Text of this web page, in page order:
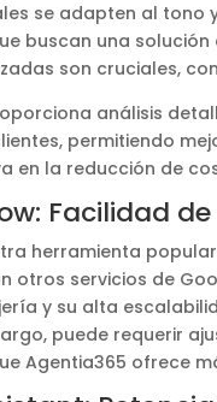
se adapten al tono
buscan una
son cruciales,
análisis
permitiendo
en la reducción de
Facilidad
herramienta
otros servicios de
y su alta
puede requerir
Agentia365 ofrece